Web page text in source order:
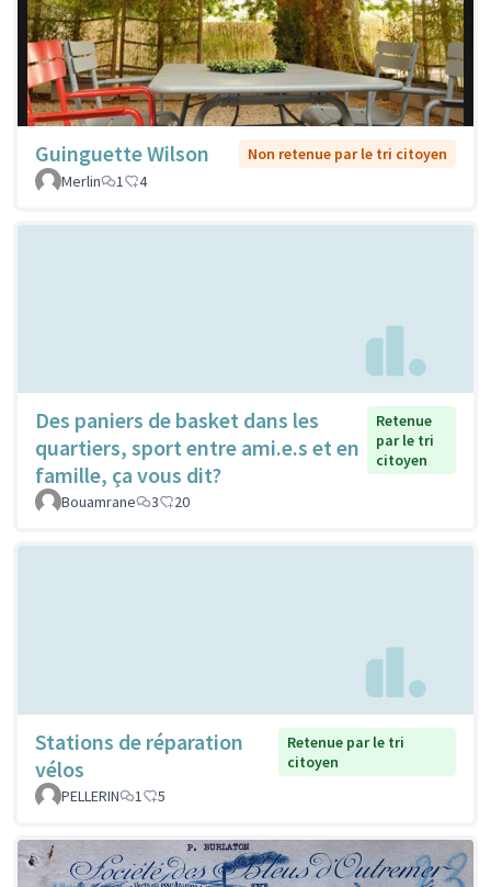
Guinguette Wilson
Non retenue par le tri citoyen
Merlin
1 4
Des paniers de basket dans les
quartiers, sport entre ami.e.s et en
famille, ça vous dit?
Retenue
par le tri
citoyen
Bouamrane 3 20
Stations de réparation
vélos
Retenue par le tri
citoyen
PELLERIN
1 5